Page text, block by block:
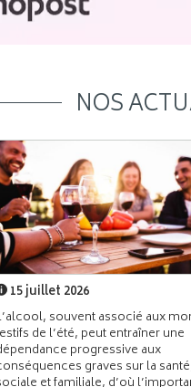
NOS
15 juillet 2026
souvent associé aux
de l’été, peut entraîner une
progressive aux
graves sur la